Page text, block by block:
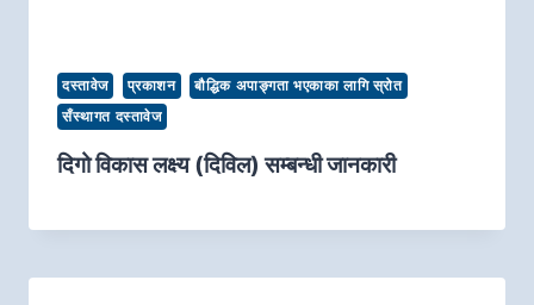
दस्तावेज प्रकाशन
बौद्धिक अपाङ्गता भएकाका लागि स्रोत
सँस्थागत दस्तावेज
दिगो विकास लक्ष्य (दिविल) सम्बन्धी जानकारी